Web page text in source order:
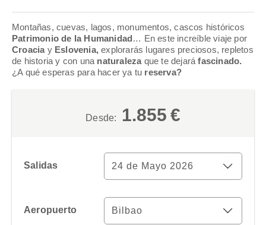
Montañas, cuevas, lagos, monumentos, cascos históricos
Patrimonio de la Humanidad… En este increíble viaje por
Croacia y Eslovenia, explorarás lugares preciosos, repletos
de historia y con una naturaleza que te dejaráfascinado.
¿A qué esperas para hacer ya tu reserva?
Desde: 1.855 €
Salidas
Aeropuerto